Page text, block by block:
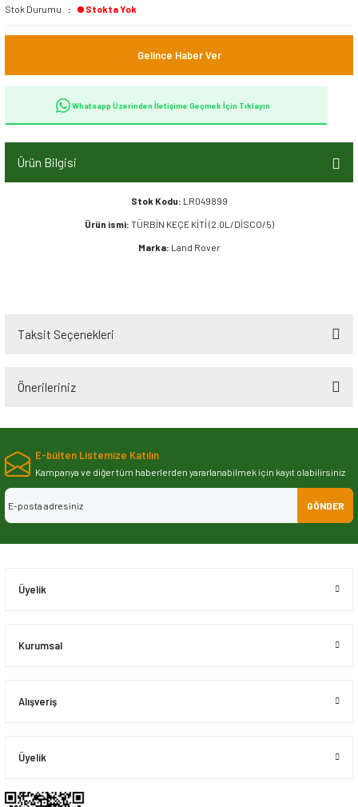
Stok Durumu
Stokta Yok
Gelince Haber Ver
Whatsapp Üzerinden İletişime Geçmek İçin Tıklayın
Ürün Bilgisi
Stok Kodu: LR049899
Ürün ismi: TÜRBİN KEÇE KİTİ (2.0L/DİSCO/5)
Marka: Land Rover
Taksit Seçenekleri
Önerileriniz
Bu ürünün fiyat bilgisi, resim, ürün açıklamalarında ve diğer konularda
iletebilirsiniz.
Görüş ve önerileriniz için teşekkür ederiz.
Ürün resmi kalitesiz, bozuk veya görüntülenemiyor.
E-bülten Listemize Katılın
Kampanya ve diğer tüm haberlerden yararlanabilmek için kayıt olabilirsiniz
GÖNDER
Üyelik
Kurumsal
Alışveriş
Üyelik